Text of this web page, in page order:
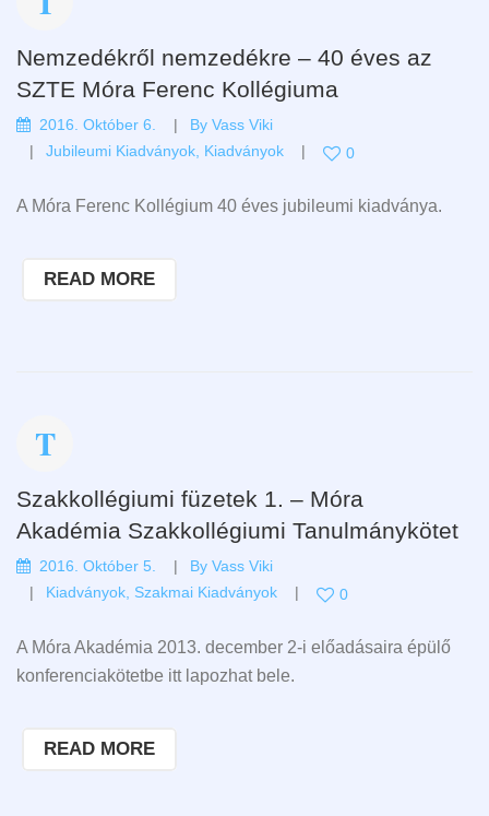
Nemzedékről nemzedékre – 40 éves az
SZTE Móra Ferenc Kollégiuma
2016. Október 6. By Vass Viki
Jubileumi Kiadványok, Kiadványok 0
A Móra Ferenc Kollégium 40 éves jubileumi kiadványa.
READ MORE
Szakkollégiumi füzetek 1. – Móra
Akadémia Szakkollégiumi Tanulmánykötet
2016. Október 5. By Vass Viki
Kiadványok, Szakmai Kiadványok 0
A Móra Akadémia 2013. december 2-i előadásaira épülő
konferenciakötetbe itt lapozhat bele.
READ MORE